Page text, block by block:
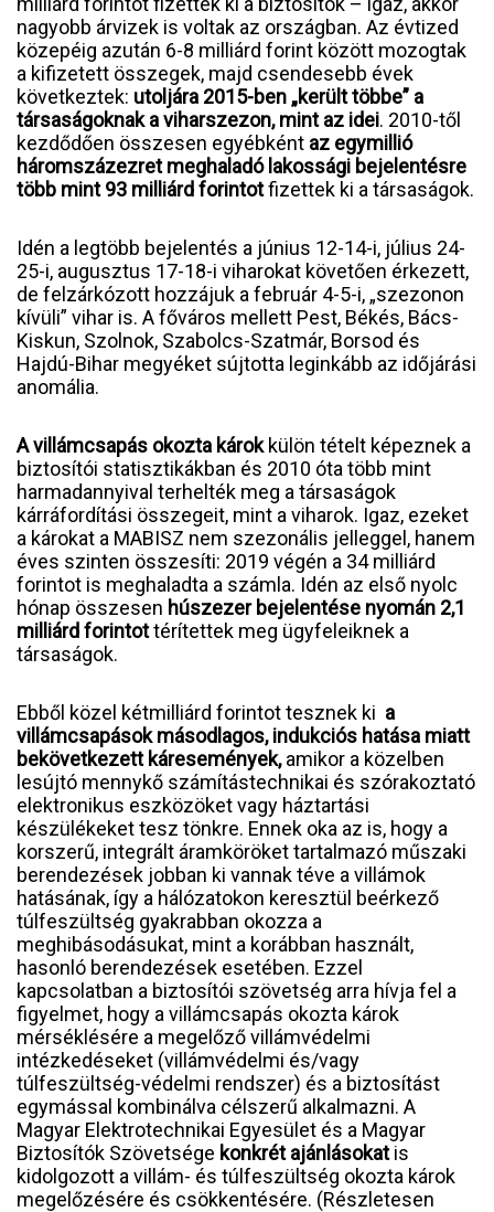
nagyobb árvizek is voltak az országban. Az évtized
közepéig azután 6-8 milliárd forint között mozogtak
a kifizetett összegek, majd csendesebb évek
következtek: utoljára 2015-ben „került többe” a
társaságoknak a viharszezon, mint az idei. 2010-től
kezdődően összesen egyébként az egymillió
háromszázezret meghaladó lakossági bejelentésre
több mint 93 milliárd forintotfizettek ki a társaságok.
Idén a legtöbb bejelentés a június 12-14-i, július 24-
25-i, augusztus 17-18-i viharokat követően érkezett,
de felzárkózott hozzájuk a február 4-5-i, „szezonon
kívüli” vihar is. A főváros mellett Pest, Békés, Bács-
Kiskun, Szolnok, Szabolcs-Szatmár, Borsod és
Hajdú-Bihar megyéket sújtotta leginkább az időjárási
anomália.
A villámcsapás okozta károkkülön tételt képeznek a
biztosítói statisztikákban és 2010 óta több mint
harmadannyival terhelték meg a társaságok
kárráfordítási összegeit, mint a viharok. Igaz, ezeket
a károkat a MABISZ nem szezonális jelleggel, hanem
éves szinten összesíti: 2019 végén a 34 milliárd
forintot is meghaladta a számla. Idén az első nyolc
hónap összesen húszezer bejelentése nyomán 2,1
milliárd forintottérítettek meg ügyfeleiknek a
társaságok.
Ebből közel kétmilliárd forintot tesznek ki a
villámcsapások másodlagos, indukciós hatása miatt
bekövetkezett káresemények,amikor a közelben
lesújtó mennykő számítástechnikai és szórakoztató
elektronikus eszközöket vagy háztartási
készülékeket tesz tönkre. Ennek oka az is, hogy a
korszerű, integrált áramköröket tartalmazó műszaki
berendezések jobban ki vannak téve a villámok
hatásának, így a hálózatokon keresztül beérkező
túlfeszültség gyakrabban okozza a
meghibásodásukat, mint a korábban használt,
hasonló berendezések esetében. Ezzel
kapcsolatban a biztosítói szövetség arra hívja fel a
figyelmet, hogy a villámcsapás okozta károk
mérséklésére a megelőző villámvédelmi
intézkedéseket (villámvédelmi és/vagy
túlfeszültség-védelmi rendszer) és a biztosítást
egymással kombinálva célszerű alkalmazni. A
Magyar Elektrotechnikai Egyesület és a Magyar
Biztosítók Szövetsége konkrét ajánlásokatis
kidolgozott a villám- és túlfeszültség okozta károk
megelőzésére és csökkentésére. (Részletesen